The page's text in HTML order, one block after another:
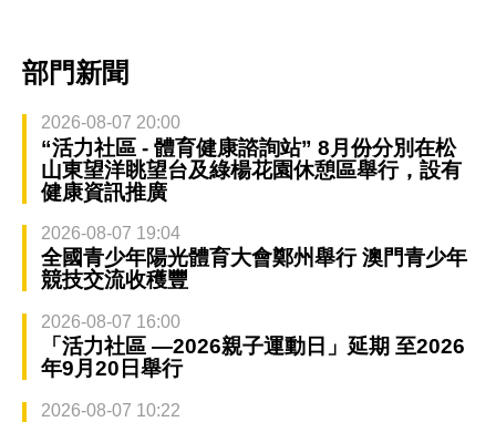
部門新聞
2026-08-07 20:00
“活力社區 - 體育健康諮詢站” 8月份分別在松
山東望洋眺望台及綠楊花園休憩區舉行，設有
健康資訊推廣
2026-08-07 19:04
全國青少年陽光體育大會鄭州舉行 澳門青少年
競技交流收穫豐
2026-08-07 16:00
「活力社區 —2026親子運動日」延期 至2026
年9月20日舉行
2026-08-07 10:22